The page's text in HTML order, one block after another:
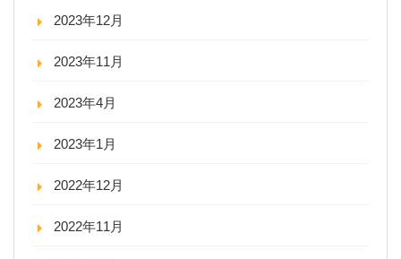
2023年12月
2023年11月
2023年4月
2023年1月
2022年12月
2022年11月